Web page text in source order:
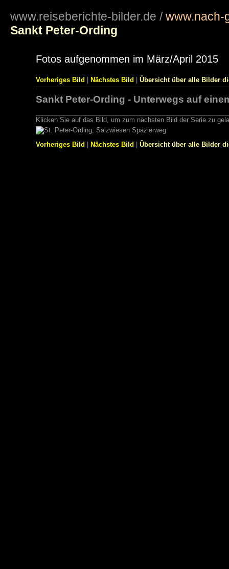
www.reiseberichte-bilder.de /www.nach-
Sankt Peter-Ording
Fotos aufgenommen im März/April 2015
Vorheriges Bild | Nächstes Bild | Übersicht über alle Bilder
Sankt Peter-Ording - Unterwegs auf
Klicken Sie auf das Bild, um zum nächsten Bild der Serie zu
Vorheriges Bild Nächstes Bild Übersicht über alle Bilder